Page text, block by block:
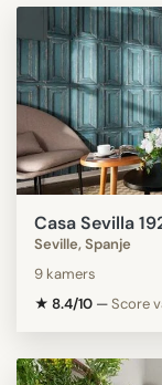
Casa Sevilla
Seville, Spanje
9 kamers
★ 8.4/10 —Score